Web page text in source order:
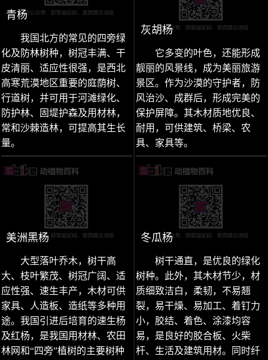
青杨
我国北方的常见的四旁绿
化及防林树种，树冠丰满、干
皮清丽、适应性很强，是西北
高寒荒漠地区重要的庭荫树、
行道树，并可用于河滩绿化、
防护林、固堤护森及用材林，
常和沙棘造林，可提高其生长
量。
美洲黑杨
大型落叶乔木，树干高
大、枝叶繁茂、树冠广阔、适
应性强、速生丰产，木材可供
家具、人造板、造纸等多种用
途。我国引进后培育的速生杨
及红杨，是我国用材林、农田
林网和“四旁”植树的主要树种
灰胡杨
它多变的叶色，还能形成
靓丽的风景线，成为美丽旅游
景区。作为沙漠的守护者，防
风治沙、成群后，形成完美的
保护屏障。其木材质地优良、
耐用，可供建筑、桥梁、农
具、家具等。
冬瓜杨
树干通直，是优良的绿化
树种。此外，其木材节少，材
质细致洁白，柔韧，不易翘
裂，易干燥、易加工、着钉力
小，胶结、着色、涂漆均容
易，是良好的胶合板、火柴
杆、生活及建筑用材。同时纤